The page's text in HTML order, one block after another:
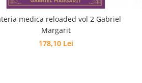
medica reloaded vol 2 Gabriel
Margarit
178,10 Lei